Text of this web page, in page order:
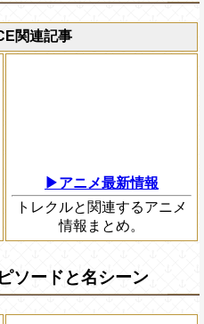
関連記事
▶アニメ最新情報
トレクルと関連するアニメ
情報まとめ。
ソードと名シーン